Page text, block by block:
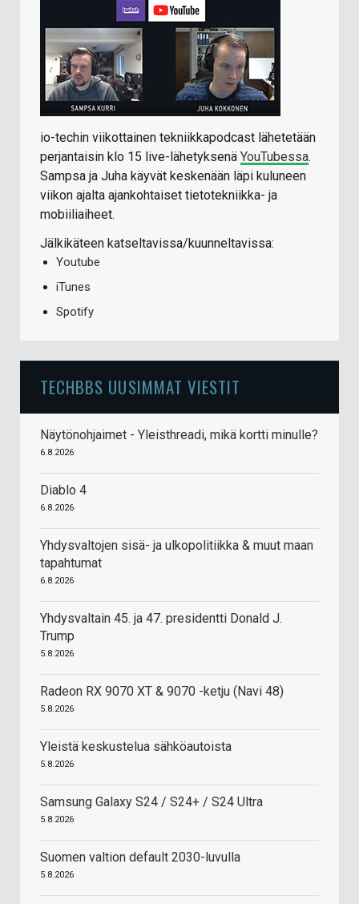
io-techin viikottainen tekniikkapodcast lähetetään
perjantaisin klo 15 live-lähetyksenä YouTubessa.
Sampsa ja Juha käyvät keskenään läpi kuluneen
viikon ajalta ajankohtaiset tietotekniikka- ja
mobiiliaiheet.
Jälkikäteen katseltavissa/kuunneltavissa:
Youtube
iTunes
Spotify
TECHBBS UUSIMMAT VIESTIT
Näytönohjaimet - Yleisthreadi, mikä kortti minulle?
6.8.2026
Diablo 4
6.8.2026
Yhdysvaltojen sisä- ja ulkopolitiikka & muut maan
tapahtumat
6.8.2026
Yhdysvaltain 45. ja 47. presidentti Donald J.
Trump
5.8.2026
Radeon RX 9070 XT & 9070 -ketju (Navi 48)
5.8.2026
Yleistä keskustelua sähköautoista
5.8.2026
Samsung Galaxy S24 / S24+ / S24 Ultra
5.8.2026
Suomen valtion default 2030-luvulla
5.8.2026